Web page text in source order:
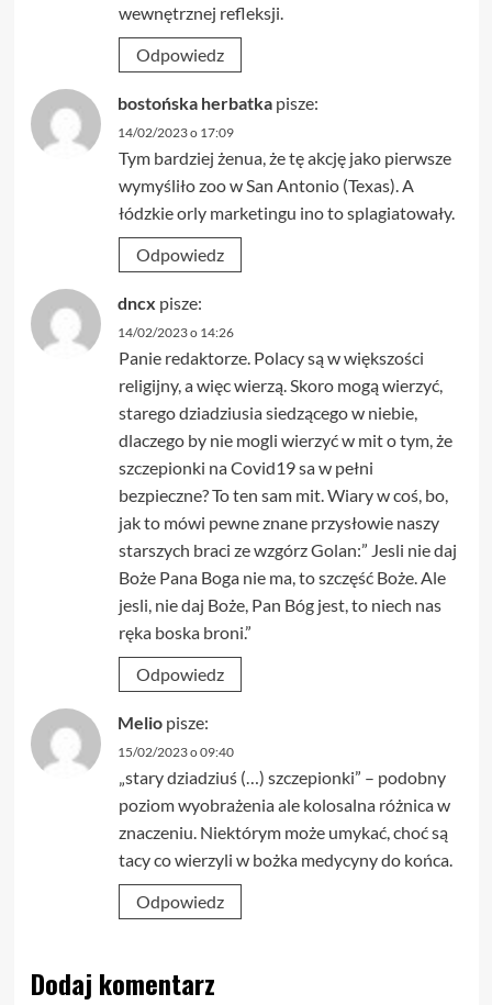
wewnętrznej refleksji.
Odpowiedz
bostońska herbatka pisze:
14/02/2023 o 17:09
Tym bardziej żenua, że tę akcję jako pierwsze
wymyśliło zoo w San Antonio (Texas). A
łódzkie orly marketingu ino to splagiatowały.
Odpowiedz
dncx pisze:
14/02/2023 o 14:26
Panie redaktorze. Polacy są w większości
religijny, a więc wierzą. Skoro mogą wierzyć,
starego dziadziusia siedzącego w niebie,
dlaczego by nie mogli wierzyć w mit o tym, że
szczepionki na Covid19 sa w pełni
bezpieczne? To ten sam mit. Wiary w coś, bo,
jak to mówi pewne znane przysłowie naszy
starszych braci ze wzgórz Golan:” Jesli nie daj
Boże Pana Boga nie ma, to szczęść Boże. Ale
jesli, nie daj Boże, Pan Bóg jest, to niech nas
ręka boska broni.”
Odpowiedz
Melio pisze:
15/02/2023 o 09:40
„stary dziadziuś (…) szczepionki” – podobny
poziom wyobrażenia ale kolosalna różnica w
znaczeniu. Niektórym może umykać, choć są
tacy co wierzyli w bożka medycyny do końca.
Odpowiedz
Dodaj komentarz